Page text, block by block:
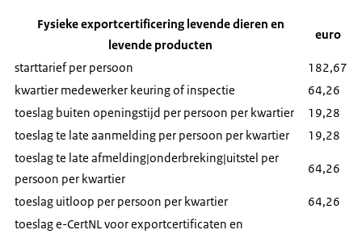
Fysieke exportcertificering levende dieren en
levende producten
euro
starttarief per persoon
182,67
kwartier medewerker keuring of inspectie
64,26
toeslag buiten openingstijd per persoon per kwartier
19,28
toeslag te late aanmelding per persoon per kwartier
19,28
toeslag te late afmelding|onderbreking|uitstel per
persoon per kwartier
64,26
toeslag uitloop per persoon per kwartier
64,26
toeslag e-CertNL voor exportcertificaten en